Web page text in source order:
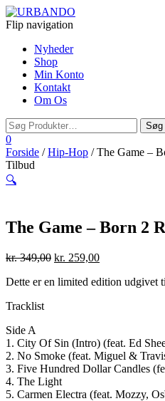
Flip navigation
Nyheder
Shop
Min Konto
Kontakt
Om Os
0
Forside /Hip-Hop / The Game –
Tilbud
🔍
The Game – Born 2
kr.349,00 kr. 259,00
Dette er en limited edition udgivet
Tracklist
Side A
1. City Of Sin (Intro) (feat. Ed
2. No Smoke (feat. Miguel &
3. Five Hundred Dollar Candles
4. The Light
5. Carmen Electra (feat. Mozzy,